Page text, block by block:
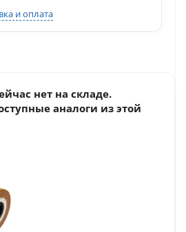
и оплата
нет на складе.
аналоги из этой